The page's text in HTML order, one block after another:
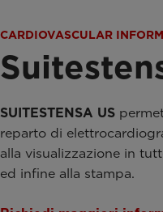
CARDIOVASCULAR
SUITESTENSA US
reparto di
alla visualizzazione in
ed infine alla stampa.